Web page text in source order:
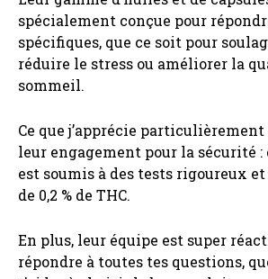
spécialement conçue pour
spécifiques, que ce soit pour
réduire le stress ou améliorer la
sommeil.
Ce que j’apprécie particulièrement
leur engagement pour la sécurité
est soumis à des tests rigoureux
de 0,2 % de THC.
En plus, leur équipe est super
répondre à toutes tes questions,